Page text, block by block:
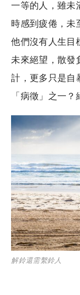
一等的人，雖未
時感到疲倦，未
他們沒有人生目
未來絕望，散發
計，更多只是自
「病徵」之一？
解鈴還需繫鈴人